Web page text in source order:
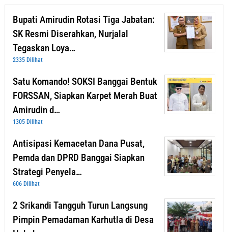
Bupati Amirudin Rotasi Tiga Jabatan:
SK Resmi Diserahkan, Nurjalal
Tegaskan Loya…
2335 Dilihat
Satu Komando! SOKSI Banggai Bentuk
FORSSAN, Siapkan Karpet Merah Buat
Amirudin d…
1305 Dilihat
Antisipasi Kemacetan Dana Pusat,
Pemda dan DPRD Banggai Siapkan
Strategi Penyela…
606 Dilihat
2 Srikandi Tangguh Turun Langsung
Pimpin Pemadaman Karhutla di Desa